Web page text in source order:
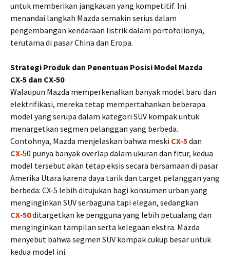
untuk memberikan jangkauan yang kompetitif. Ini
menandai langkah Mazda semakin serius dalam
pengembangan kendaraan listrik dalam portofolionya,
terutama di pasar China dan Eropa.
Strategi Produk dan Penentuan Posisi Model Mazda
CX‑5 dan CX‑50
Walaupun Mazda memperkenalkan banyak model baru dan
elektrifikasi, mereka tetap mempertahankan beberapa
model yang serupa dalam kategori SUV kompak untuk
menargetkan segmen pelanggan yang berbeda.
Contohnya, Mazda menjelaskan bahwa meski CX‑5dan
CX‑50 punya banyak overlap dalam ukuran dan fitur, kedua
model tersebut akan tetap eksis secara bersamaan di pasar
Amerika Utara karena daya tarik dan target pelanggan yang
berbeda: CX‑5 lebih ditujukan bagi konsumen urban yang
menginginkan SUV serbaguna tapi elegan, sedangkan
CX‑50ditargetkan ke pengguna yang lebih petualang dan
menginginkan tampilan serta kelegaan ekstra. Mazda
menyebut bahwa segmen SUV kompak cukup besar untuk
kedua model ini.